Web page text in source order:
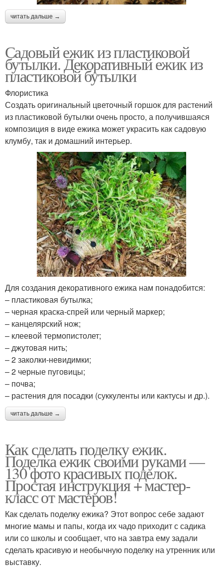
читать дальше →
Садовый ежик из пластиковой
бутылки. Декоративный ежик из
пластиковой бутылки
Флористика
Создать оригинальный цветочный горшок для растений
из пластиковой бутылки очень просто, а получившаяся
композиция в виде ежика может украсить как садовую
клумбу, так и домашний интерьер.
Для создания декоративного ежика нам понадобится:
– пластиковая бутылка;
– черная краска-спрей или черный маркер;
– канцелярский нож;
– клеевой термопистолет;
– джутовая нить;
– 2 заколки-невидимки;
– 2 черные пуговицы;
– почва;
– растения для посадки (суккуленты или кактусы и др.).
читать дальше →
Как сделать поделку ежик.
Поделка ежик своими руками —
130 фото красивых поделок.
Простая инструкция + мастер-
класс от мастеров!
Как сделать поделку ежика? Этот вопрос себе задают
многие мамы и папы, когда их чадо приходит с садика
или со школы и сообщает, что на завтра ему задали
сделать красивую и необычную поделку на утренник или
выставку.